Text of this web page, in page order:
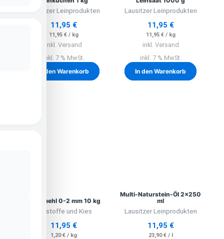
Lausitzer Leinprodukten
11,95 €
11,95 €/ kg
inkl. Versand
inkl. 7 % MwSt.
In den Warenkorb
Lausitzer Leinprodukten
11,95 €
11,95 €/ kg
inkl. Versand
inkl. 7 % MwSt.
In den Warenkorb
Steinmehl 0-2 mm 10 kg
Baustoffe und Kies
11,95 €
1,20€/ kg
Multi-Naturstein-Öl 2×250
ml
Lausitzer Leinprodukten
11,95 €
23,90€/ l